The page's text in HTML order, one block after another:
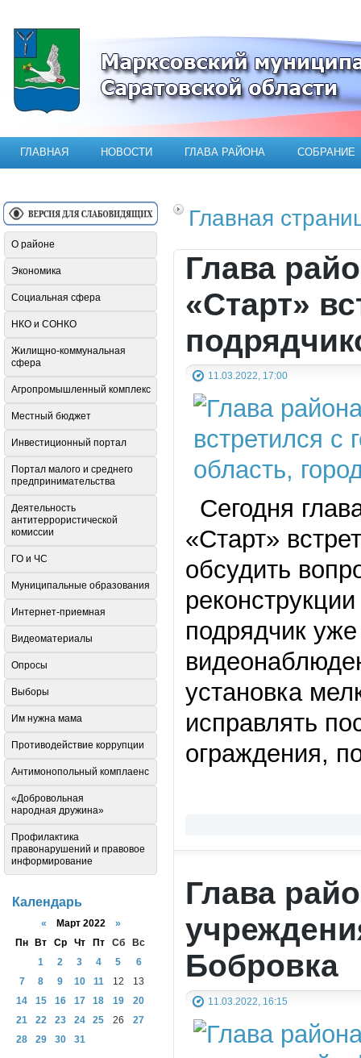
Официальный сайт Марксовского
ГЛАВНАЯ НОВОСТИ ГЛАВА РАЙОНА СОБРАНИЕ
Главная
Глава
«Старт»
11.03.2022, 17:00
Сегодня
«Старт»
обсудить
подрядчик
установка
исправлять
ограждения,
Глава
Бобровка
11.03.2022, 16:15
О районе
Экономика
Социальная сфера
НКО и СОНКО
Жилищно-коммунальная
сфера
Агропромышленный комплекс
Местный бюджет
Инвестиционный портал
Портал малого и среднего
предпринимательства
Деятельность
антитеррористической
комиссии
ГО и ЧС
Муниципальные образования
Интернет-приемная
Видеоматериалы
Опросы
Выборы
Им нужна мама
Противодействие коррупции
Антимонопольный комплаенс
«Добровольная
народная дружина»
Профилактика
правонарушений и правовое
информирование
Календарь
« Март 2022 »
Пн
Вт Ср Чт Пт Сб
Вс
1
2 3 4 5
6
7
8 9 10 11 12
13
14
15 16 17 18 19
20
21
22 23 24 25 26
27
28
29 30 31